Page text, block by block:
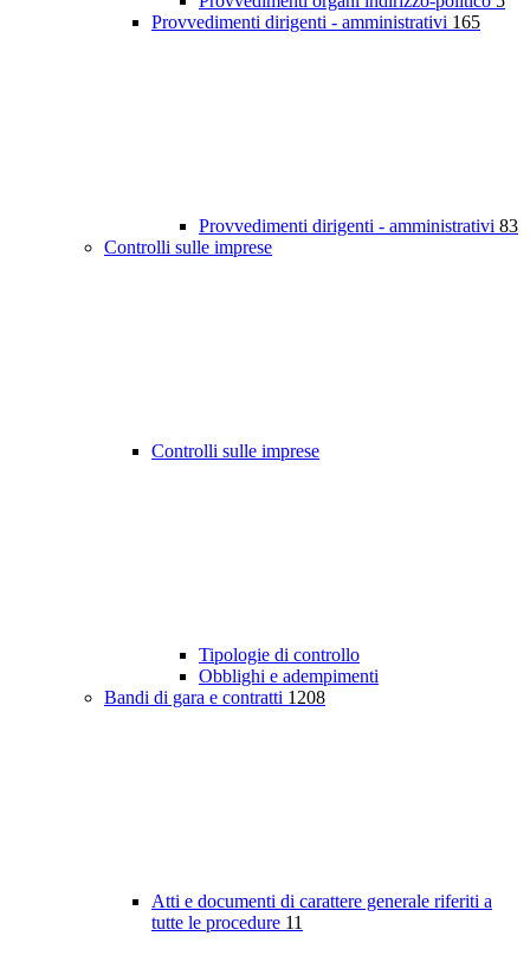
Provvedimenti dirigenti - amministrativi 165
Provvedimenti dirigenti - amministrativi 83
Controlli sulle imprese
Controlli sulle imprese
Tipologie di controllo
Obblighi e adempimenti
Bandi di gara e contratti 1208
Atti e documenti di carattere generale riferiti a
tutte le procedure 11